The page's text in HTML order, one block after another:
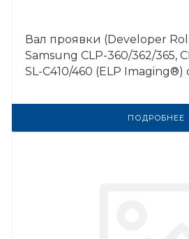
Вал проявки (Developer
Samsung CLP-360/362/365,
SL-C410/460 (ELP
ПОДРОБНЕЕ